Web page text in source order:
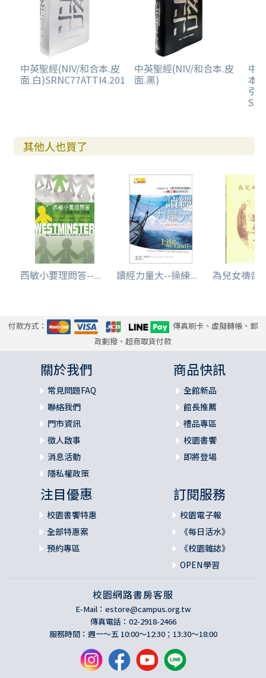
中英聖經(NIV/和合本.皮
面.白)SRNC77ATTI4.201
中英聖經(NIV/和合本.皮
面.黑)
中
本/
引.
其他人也買了
西敏小要理問答--... 讀經力量大--操練... 為兒女禱告
付款方式：
傳真刷卡、虛擬轉帳、郵
政劃撥、超商取貨付款
關於我們
常見問題FAQ
聯絡我們
門市資訊
徵人啟事
消息活動
隱私權政策
商品快訊
全館新品
館長推薦
禮品專區
校園書饗
即將登場
注目優惠
校園書饗特惠
全部特惠案
預約專區
訂閱服務
校園電子報
《每日活水》
《校園雜誌》
OPEN學習
校園網路書房客服
E-Mail： estore@campus.org.tw
傳真電話：02-2918-2466
服務時間：週一～五 10:00～12:30；13:30～18:00